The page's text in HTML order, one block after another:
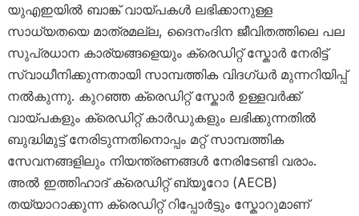
യുഎഇയിൽ ബാങ്ക് വായ്പകൾ ലഭിക്കാനുള്ള
സാധ്യതയെ മാത്രമല്ല, ദൈനംദിന ജീവിതത്തിലെ പല
സുപ്രധാന കാര്യങ്ങളെയും ക്രെഡിറ്റ് സ്കോർ നേരിട്ട്
സ്വാധീനിക്കുന്നതായി സാമ്പത്തിക വിദഗ്ധർ മുന്നറിയിപ്പ്
നൽകുന്നു. കുറഞ്ഞ ക്രെഡിറ്റ് സ്കോർ ഉള്ളവർക്ക്
വായ്പകളും ക്രെഡിറ്റ് കാർഡുകളും ലഭിക്കുന്നതിൽ
ബുദ്ധിമുട്ട് നേരിടുന്നതിനൊപ്പം മറ്റ് സാമ്പത്തിക
സേവനങ്ങളിലും നിയന്ത്രണങ്ങൾ നേരിടേണ്ടി വരാം.
അൽ ഇത്തിഹാദ് ക്രെഡിറ്റ് ബ്യൂറോ (AECB)
തയ്യാറാക്കുന്ന ക്രെഡിറ്റ് റിപ്പോർട്ടും സ്കോറുമാണ്